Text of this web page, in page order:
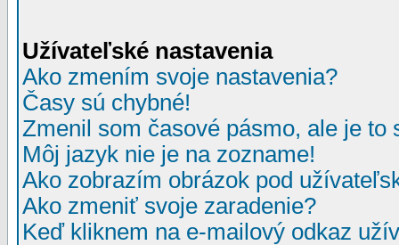
Užívateľské nastavenia
Ako zmením svoje nastavenia?
Časy sú chybné!
Zmenil som časové pásmo, ale je to
Môj jazyk nie je na zozname!
Ako zobrazím obrázok pod
Ako zmeniť svoje zaradenie?
Keď kliknem na e-mailový odkaz